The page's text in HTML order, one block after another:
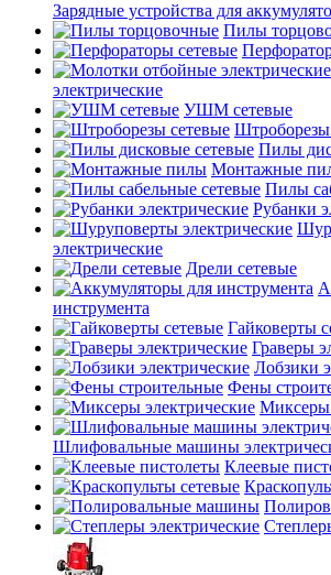
Зарядные устройства для
Пилы
электрические
УШМ сетевые
Штроборезы
Пилы
Монтажные
Пилы
Рубанки
электрические
Дрели сетевые
инструмента
Гайковерты
Граверы
Лобзики
Фены
Миксеры
Шлифовальные машины
Клеевые